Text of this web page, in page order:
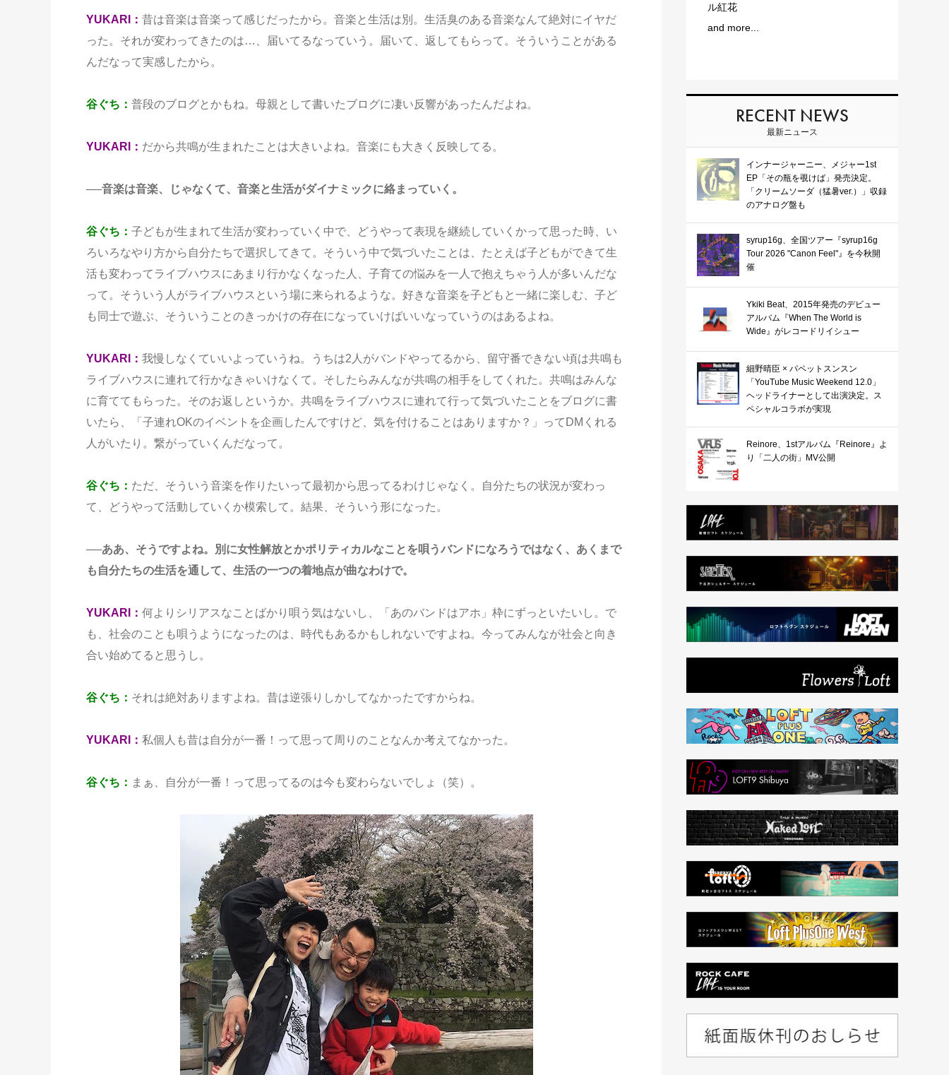
YUKARI： 昔は音楽は音楽って感じだったから。音楽と生活は別。生活臭のある音楽なんて絶対にイヤだ
った。それが変わってきたのは…、届いてるなっていう。届いて、返してもらって。そういうことがある
んだなって実感したから。
谷ぐち： 普段のブログとかもね。母親として書いたブログに凄い反響があったんだよね。
YUKARI： だから共鳴が生まれたことは大きいよね。音楽にも大きく反映してる。
──音楽は音楽、じゃなくて、音楽と生活がダイナミックに絡まっていく。
谷ぐち： 子どもが生まれて生活が変わっていく中で、どうやって表現を継続していくかって思った時、い
ろいろなやり方から自分たちで選択してきて。そういう中で気づいたことは、たとえば子どもができて生
活も変わってライブハウスにあまり行かなくなった人、子育ての悩みを一人で抱えちゃう人が多いんだな
って。そういう人がライブハウスという場に来られるような。好きな音楽を子どもと一緒に楽しむ、子ど
も同士で遊ぶ、そういうことのきっかけの存在になっていけばいいなっていうのはあるよね。
YUKARI： 我慢しなくていいよっていうね。うちは2人がバンドやってるから、留守番できない頃は共鳴も
ライブハウスに連れて行かなきゃいけなくて。そしたらみんなが共鳴の相手をしてくれた。共鳴はみんな
に育ててもらった。そのお返しというか。共鳴をライブハウスに連れて行って気づいたことをブログに書
いたら、「子連れOKのイベントを企画したんですけど、気を付けることはありますか？」ってDMくれる
人がいたり。繋がっていくんだなって。
谷ぐち： ただ、そういう音楽を作りたいって最初から思ってるわけじゃなく。自分たちの状況が変わっ
て、どうやって活動していくか模索して。結果、そういう形になった。
──ああ、そうですよね。別に女性解放とかポリティカルなことを唄うバンドになろうではなく、あくまで
も自分たちの生活を通して、生活の一つの着地点が曲なわけで。
YUKARI： 何よりシリアスなことばかり唄う気はないし、「あのバンドはアホ」枠にずっといたいし。で
も、社会のことも唄うようになったのは、時代もあるかもしれないですよね。今ってみんなが社会と向き
合い始めてると思うし。
谷ぐち： それは絶対ありますよね。昔は逆張りしかしてなかったですからね。
YUKARI： 私個人も昔は自分が一番！って思って周りのことなんか考えてなかった。
谷ぐち： まぁ、自分が一番！って思ってるのは今も変わらないでしょ（笑）。
ル紅花
and more...
RECENT NEWS
最新ニュース
インナージャーニー、メジャー1st
EP「その瓶を覗けば」発売決定。
「クリームソーダ（猛暑ver.）」収録
のアナログ盤も
syrup16g、全国ツアー『syrup16g
Tour 2026 "Canon Feel"』を今秋開
催
Ykiki Beat、2015年発売のデビュー
アルバム『When The World is
Wide』がレコードリイシュー
細野晴臣 × パペットスンスン
「YouTube Music Weekend 12.0」
ヘッドライナーとして出演決定。ス
ペシャルコラボが実現
Reinore、1stアルバム『Reinore』よ
り「二人の街」MV公開